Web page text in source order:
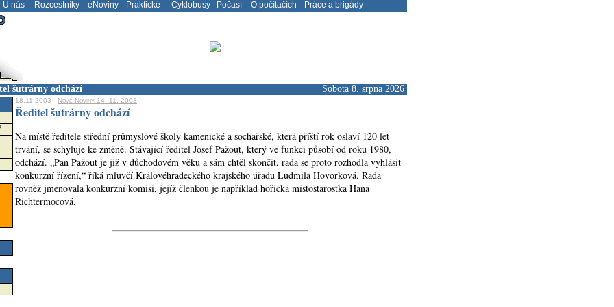
U nás Rozcestníky eNoviny Praktické Cyklobusy Počasí O počítačích Práce a brigády
šutrárny odchází Sobota 8. srpna 2026
18.11.2003 - Nové Noviny 14. 11. 2003
Ředitel šutrárny odchází
Na místě ředitele střední průmyslové školy kamenické a sochařské, která příští rok oslaví 120 let
trvání, se schyluje ke změně. Stávající ředitel Josef Pažout, který ve funkci působí od roku 1980,
odchází. „Pan Pažout je již v důchodovém věku a sám chtěl skončit, rada se proto rozhodla vyhlásit
konkurzní řízení,“ říká mluvčí Královéhradeckého krajského úřadu Ludmila Hovorková. Rada
rovněž jmenovala konkurzní komisi, jejíž členkou je například hořická místostarostka Hana
Richtermocová.